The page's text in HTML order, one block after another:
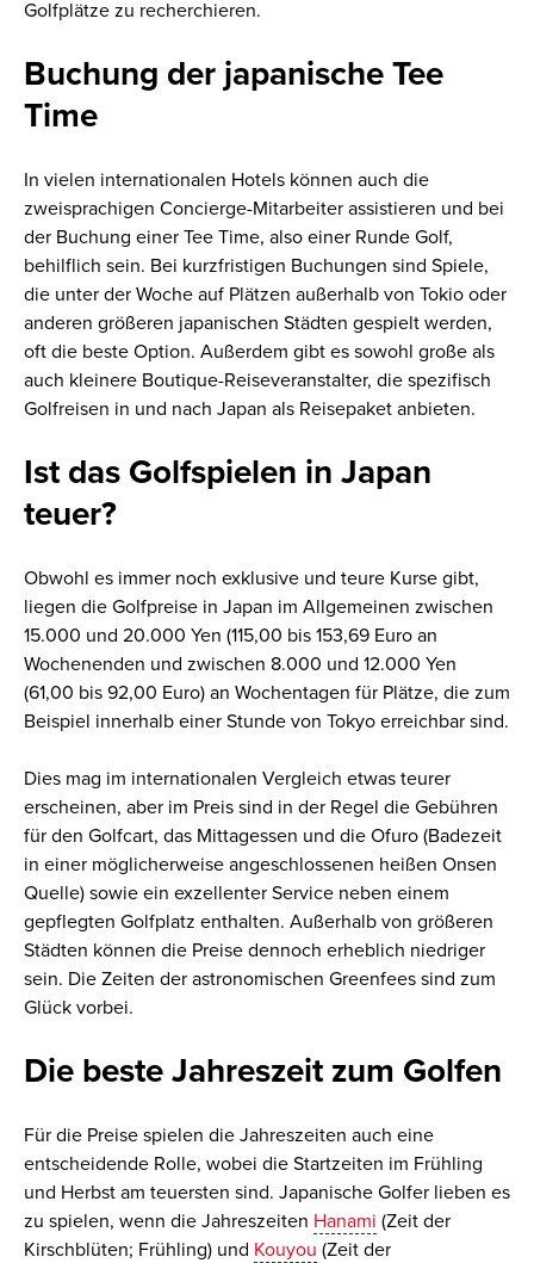
Golfplätze zu recherchieren.
Buchung der japanische Tee
Time
In vielen internationalen Hotels können auch die
zweisprachigen Concierge-Mitarbeiter assistieren und bei
der Buchung einer Tee Time, also einer Runde Golf,
behilflich sein. Bei kurzfristigen Buchungen sind Spiele,
die unter der Woche auf Plätzen außerhalb von Tokio oder
anderen größeren japanischen Städten gespielt werden,
oft die beste Option. Außerdem gibt es sowohl große als
auch kleinere Boutique-Reiseveranstalter, die spezifisch
Golfreisen in und nach Japan als Reisepaket anbieten.
Ist das Golfspielen in Japan
teuer?
Obwohl es immer noch exklusive und teure Kurse gibt,
liegen die Golfpreise in Japan im Allgemeinen zwischen
15.000 und 20.000 Yen (115,00 bis 153,69 Euro an
Wochenenden und zwischen 8.000 und 12.000 Yen
(61,00 bis 92,00 Euro) an Wochentagen für Plätze, die zum
Beispiel innerhalb einer Stunde von Tokyo erreichbar sind.
Dies mag im internationalen Vergleich etwas teurer
erscheinen, aber im Preis sind in der Regel die Gebühren
für den Golfcart, das Mittagessen und die Ofuro (Badezeit
in einer möglicherweise angeschlossenen heißen Onsen
Quelle) sowie ein exzellenter Service neben einem
gepflegten Golfplatz enthalten. Außerhalb von größeren
Städten können die Preise dennoch erheblich niedriger
sein. Die Zeiten der astronomischen Greenfees sind zum
Glück vorbei.
Die beste Jahreszeit zum Golfen
Für die Preise spielen die Jahreszeiten auch eine
entscheidende Rolle, wobei die Startzeiten im Frühling
und Herbst am teuersten sind. Japanische Golfer lieben es
zu spielen, wenn die Jahreszeiten Hanami (Zeit der
Kirschblüten; Frühling) und Kouyou (Zeit der